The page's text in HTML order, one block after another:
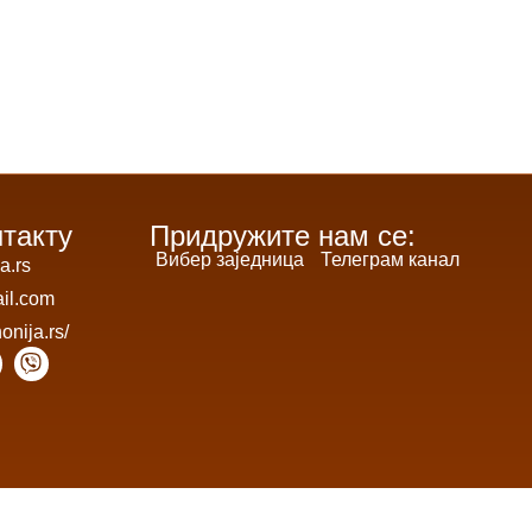
Придружите нам се:
Вибер заједница Телеграм канал